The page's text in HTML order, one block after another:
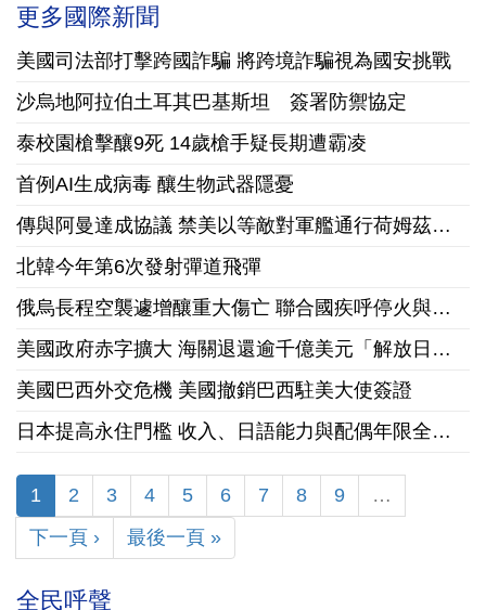
更多國際新聞
美國司法部打擊跨國詐騙 將跨境詐騙視為國安挑戰
沙烏地阿拉伯土耳其巴基斯坦 簽署防禦協定
泰校園槍擊釀9死 14歲槍手疑長期遭霸凌
首例AI生成病毒 釀生物武器隱憂
傳與阿曼達成協議 禁美以等敵對軍艦通行荷姆茲海峽
北韓今年第6次發射彈道飛彈
俄烏長程空襲遽增釀重大傷亡 聯合國疾呼停火與國際急馳援
美國政府赤字擴大 海關退還逾千億美元「解放日」關稅
美國巴西外交危機 美國撤銷巴西駐美大使簽證
日本提高永住門檻 收入、日語能力與配偶年限全面收緊
1 2 3 4 5 6 7 8 9
…
下一頁 ›
最後一頁 »
全民呼聲